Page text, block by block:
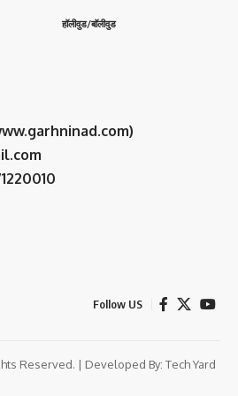
हॉलीवुड/बॉलीवुड
Follow US
Reserved. | Developed By: Tech Yard